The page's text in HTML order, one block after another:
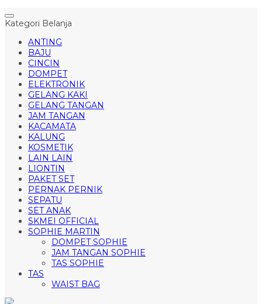
Kategori Belanja
ANTING
BAJU
CINCIN
DOMPET
ELEKTRONIK
GELANG KAKI
GELANG TANGAN
JAM TANGAN
KACAMATA
KALUNG
KOSMETIK
LAIN LAIN
LIONTIN
PAKET SET
PERNAK PERNIK
SEPATU
SET ANAK
SKMEI OFFICIAL
SOPHIE MARTIN
DOMPET SOPHIE
JAM TANGAN SOPHIE
TAS SOPHIE
TAS
WAIST BAG